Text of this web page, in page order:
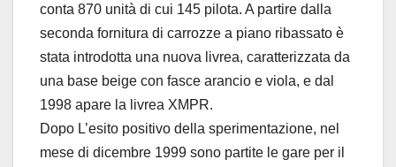
conta 870 unità di cui 145 pilota. A partire dalla
seconda fornitura di carrozze a piano ribassato è
stata introdotta una nuova livrea, caratterizzata da
una base beige con fasce arancio e viola, e dal
1998 apare la livrea XMPR.
Dopo L’esito positivo della sperimentazione, nel
mese di dicembre 1999 sono partite le gare per il